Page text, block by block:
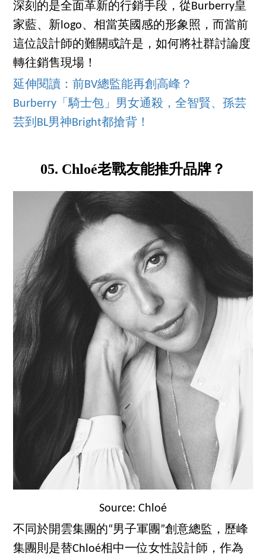
深刻的是全面革新的行銷手段，從Burberry皇
家藍、新logo、相當英國感的形象照，而當前
這位設計師的難關或許是，如何將社群討論度
轉往銷售現場！
延伸閱讀：前BV總監能再創高峰？
Burberry「騎士包」男女通殺，全智賢、孫芸
芸到BL男神Bright都搶背！
05. Chloé老戰友能推升品牌？
Source: Chloé
不同於開雲集團的“男子軍團”創意總監，歷峰
集團則是替Chloé相中一位女性設計師，作為